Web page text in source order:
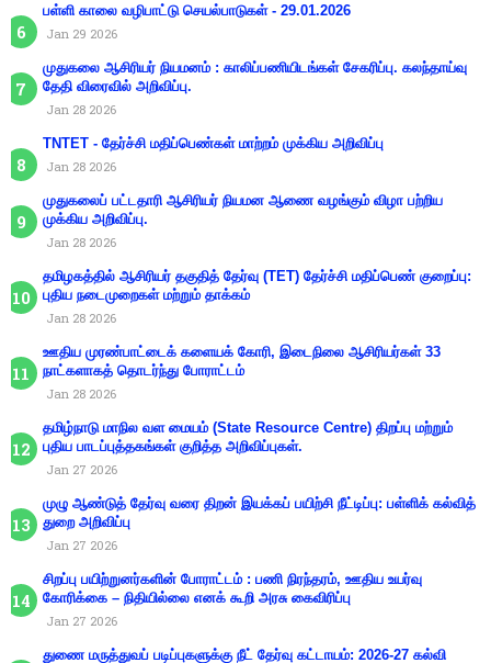
பள்ளி காலை வழிபாட்டு செயல்பாடுகள் - 29.01.2026
Jan 29 2026
முதுகலை ஆசிரியர் நியமனம் : காலிப்பணியிடங்கள் சேகரிப்பு. கலந்தாய்வு
தேதி விரைவில் அறிவிப்பு.
Jan 28 2026
TNTET - தேர்ச்சி மதிப்பெண்கள் மாற்றம் முக்கிய அறிவிப்பு
Jan 28 2026
முதுகலைப் பட்டதாரி ஆசிரியர் நியமன ஆணை வழங்கும் விழா பற்றிய
முக்கிய அறிவிப்பு.
Jan 28 2026
தமிழகத்தில் ஆசிரியர் தகுதித் தேர்வு (TET) தேர்ச்சி மதிப்பெண் குறைப்பு:
புதிய நடைமுறைகள் மற்றும் தாக்கம்
Jan 28 2026
ஊதிய முரண்பாட்டைக் களையக் கோரி, இடைநிலை ஆசிரியர்கள் 33
நாட்களாகத் தொடர்ந்து போராட்டம்
Jan 28 2026
தமிழ்நாடு மாநில வள மையம் (State Resource Centre) திறப்பு மற்றும்
புதிய பாடப்புத்தகங்கள் குறித்த அறிவிப்புகள்.
Jan 27 2026
முழு ஆண்டுத் தேர்வு வரை திறன் இயக்கப் பயிற்சி நீட்டிப்பு: பள்ளிக் கல்வித்
துறை அறிவிப்பு
Jan 27 2026
சிறப்பு பயிற்றுனர்களின் போராட்டம் : பணி நிரந்தரம், ஊதிய உயர்வு
கோரிக்கை – நிதியில்லை எனக் கூறி அரசு கைவிரிப்பு
Jan 27 2026
துணை மருத்துவப் படிப்புகளுக்கு நீட் தேர்வு கட்டாயம்: 2026-27 கல்வி